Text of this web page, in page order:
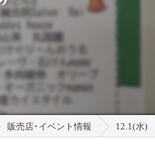
販売店･イベント情報 12.1(水)